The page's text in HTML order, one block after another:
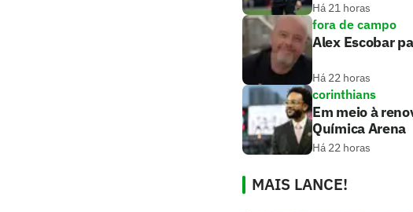
Há 21 horas
fora de campo
Alex Escobar
Há 22 horas
corinthians
Em meio à
Química Arena
Há 22 horas
MAIS LANCE!